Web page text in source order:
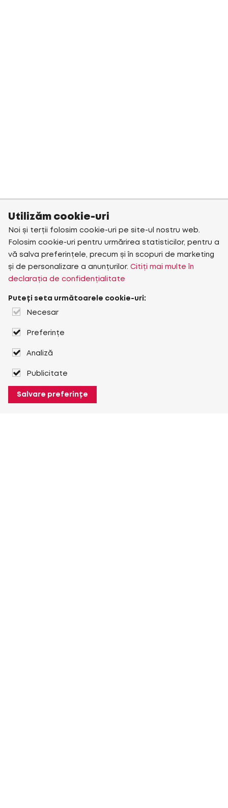
Utilizăm cookie-uri
Noi și terții folosim cookie-uri pe site-ul nostru web.
Folosim cookie-uri pentru urmărirea statisticilor, pentru a
vă salva preferințele, precum și în scopuri de marketing
și de personalizare a anunțurilor. Citiți mai multe în
declarația de confidențialitate
Puteți seta următoarele cookie-uri:
Necesar
Preferințe
Analiză
Publicitate
Salvare preferințe